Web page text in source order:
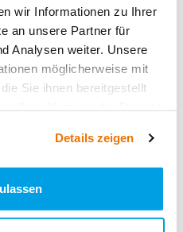
wir Informationen zu Ihrer
an unsere Partner für
Analysen weiter. Unsere
möglicherweise mit
Sie ihnen bereitgestellt
Details zeigen